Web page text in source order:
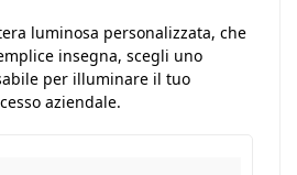
luminosa personalizzata, che
insegna, scegli uno
per illuminare il tuo
aziendale.